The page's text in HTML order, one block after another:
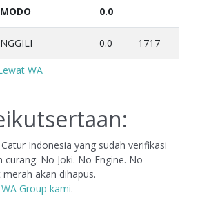
0.0
0.0 1717
WA
Indonesia yang sudah verifikasi
curang. No Joki. No Engine. No
merah akan dihapus.
WA Group kami.